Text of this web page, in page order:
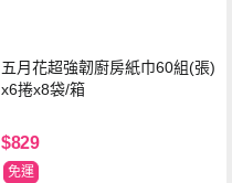
五月花超強韌廚房紙巾60組(張)
x6捲x8袋/箱
$829
免運